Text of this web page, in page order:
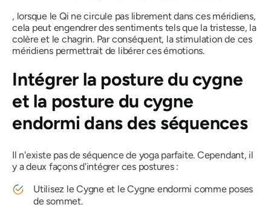
, lorsque le Qi ne circule pas librement dans ces méridiens,
cela peut engendrer des sentiments tels que la tristesse, la
colère et le chagrin. Par conséquent, la stimulation de ces
méridiens permettrait de libérer ces émotions.
Intégrer la posture du cygne
et la posture du cygne
endormi dans des séquences
Il n'existe pas de séquence de yoga parfaite. Cependant, il
y a deux façons d'intégrer ces postures :
Utilisez le Cygne et le Cygne endormi comme poses
de sommet.